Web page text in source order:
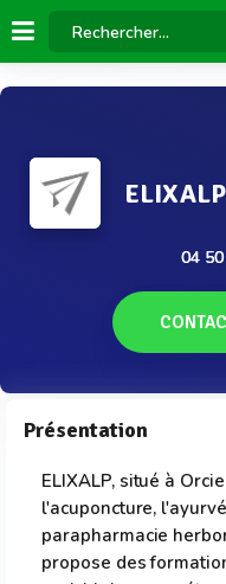
ELIXALP
04
Présentation
ELIXALP, situé à
l'acuponcture,
parapharmacie
propose des